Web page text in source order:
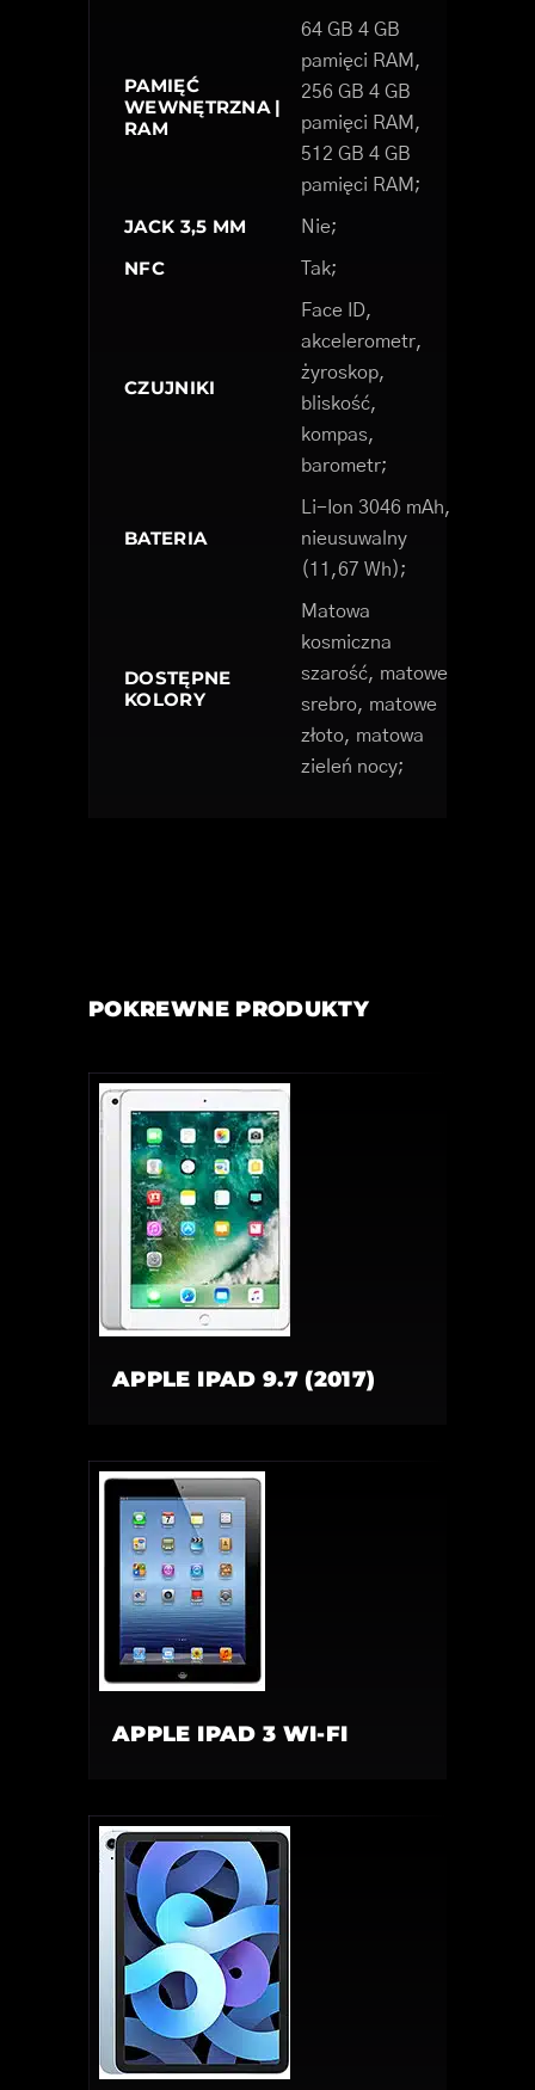
PAMIĘĆ
WEWNĘTRZNA |
RAM
64 GB 4 GB
pamięci RAM,
256 GB 4 GB
pamięci RAM,
512 GB 4 GB
pamięci RAM;
JACK 3,5 MM Nie;
NFC Tak;
CZUJNIKI
Face ID,
akcelerometr,
żyroskop,
bliskość,
kompas,
barometr;
BATERIA
Li-Ion 3046 mAh,
nieusuwalny
(11,67 Wh);
DOSTĘPNE
KOLORY
Matowa
kosmiczna
szarość, matowe
srebro, matowe
złoto, matowa
zieleń nocy;
POKREWNE PRODUKTY
APPLE IPAD 9.7 (2017)
APPLE IPAD 3 WI-FI